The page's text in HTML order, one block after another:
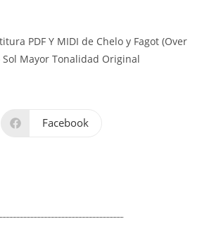
Facebook